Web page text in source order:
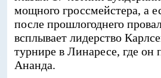
мощного гроссмейстера, а
после прошлогоднего
всплывает лидерство
турнире в Линаресе, где он
Ананда.